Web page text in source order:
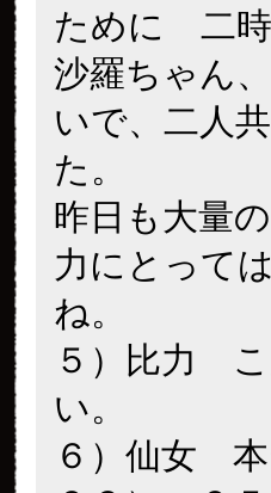
ために 二時
沙羅ちゃん
いで、二人
た。
昨日も大量
力にとって
ね。
５）比力
い。
６）仙女